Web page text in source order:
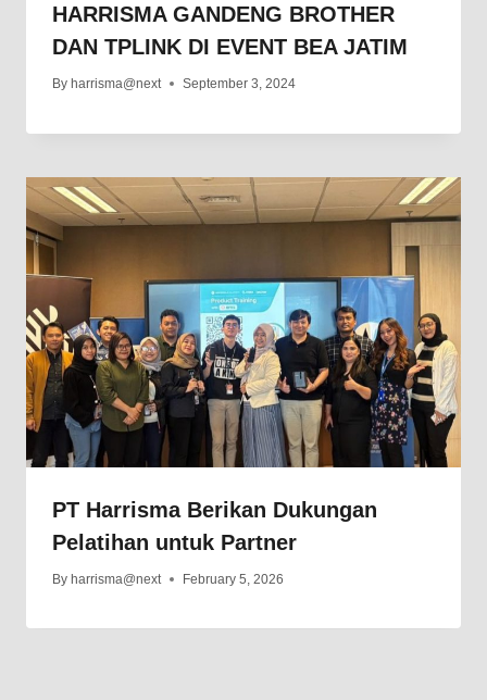
HARRISMA GANDENG BROTHER
DAN TPLINK DI EVENT BEA JATIM
By harrisma@next September 3, 2024
PT Harrisma Berikan Dukungan
Pelatihan untuk Partner
By harrisma@next February 5, 2026